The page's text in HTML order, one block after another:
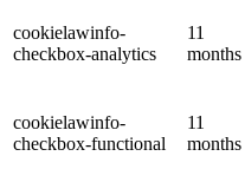
cookielawinfo-
checkbox-analytics
11
months
cookielawinfo-
checkbox-functional
11
months